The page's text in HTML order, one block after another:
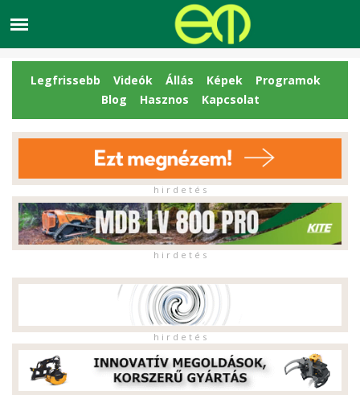
Legfrissebb Videók Állás Képek
Programok
Blog
Hasznos Kapcsolat
h i r d e t é s
h i r d e t é s
h i r d e t é s